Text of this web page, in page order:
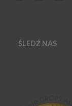
ŚLEDŹ NAS